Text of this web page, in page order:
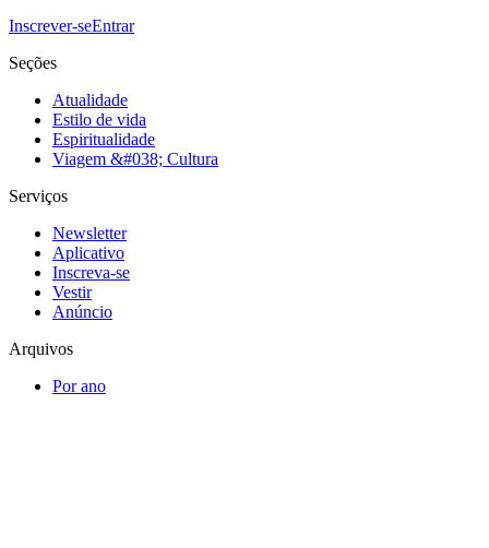
Inscrever-seEntrar
Seções
Atualidade
Estilo de vida
Espiritualidade
Viagem &#038; Cultura
Serviços
Newsletter
Aplicativo
Inscreva-se
Vestir
Anúncio
Arquivos
Por ano